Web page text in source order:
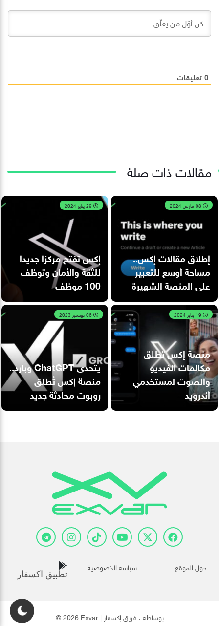
0 تعليقات
مقالات ذات صلة
إطلاق مقالات إكس..
مساحة أوسع للتعبير
على المنصة الشهيرة
إكس تفتح مركزا جديدا
للثقة والأمان وتوظف
100 موظف
منصة إكس تطلق
مكالمات الفيديو
والصوت لمستخدمي
أندرويد
يتحدى ChatGPT وبارد..
منصة إكس تُطلق
روبوت محادثة جديد
حول الموقع سياسة الخصوصية
تطبيق اكسفار
© 2026 Exvar | بوساطة : فريق إكسفار